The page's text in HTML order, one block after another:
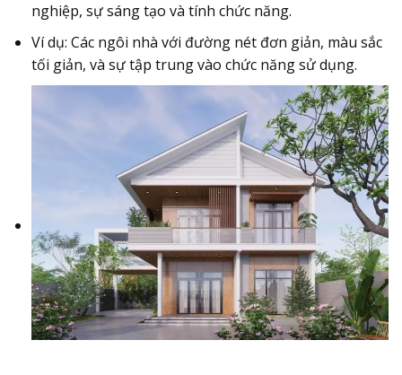
nghiệp, sự sáng tạo và tính chức năng.
Ví dụ: Các ngôi nhà với đường nét đơn giản, màu sắc
tối giản, và sự tập trung vào chức năng sử dụng.